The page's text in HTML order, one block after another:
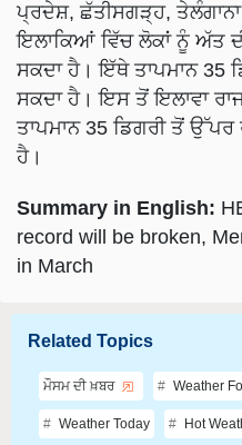
ਪ੍ਰਦੇਸ਼, ਛੱਤੀਸਗੜ੍ਹ,
ਇਲਾਕਿਆਂ ਵਿੱਚ ਲੋਕਾਂ ਨੂੰ ਅੱਤ
ਸਕਦਾ ਹੈ। ਇੱਥੇ ਤਾਪਮਾਨ 35
ਸਕਦਾ ਹੈ। ਇਸ ਤੋਂ ਇਲਾਵਾ
ਤਾਪਮਾਨ 35 ਡਿਗਰੀ ਤੋਂ ਉੱਪਰ
ਹੈ।
Summary in English:
record will be broken,
in March
Related Topics
ਮੌਸਮ ਦੀ ਖ਼ਬਰ Weather
Weather Today Hot